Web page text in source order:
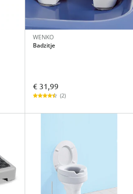
WENKO
Badzitje
€ 31,99
(2)